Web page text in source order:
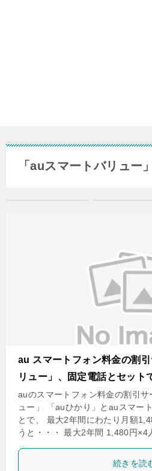
「auスマートバリュー
au スマートフォン料金の割
リュー」、固定電話とセット
auのスマートフォン料金の割引サ
ュー」 「auひかり」とauスマー
とで、 最大2年間にわたり月額
うと・・・ 最大2年間 1,480円
続きを読